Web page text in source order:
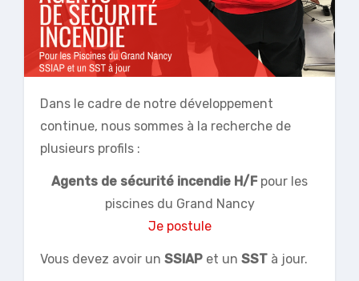
Dans le cadre de notre développement
continue, nous sommes à la recherche de
plusieurs profils :
Agents de sécurité incendie H/F pour les
piscines du Grand Nancy
Je postule
Vous devez avoir un SSIAP et un SST à jour.